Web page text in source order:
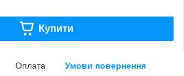
Купити
Оплата Умови повернення